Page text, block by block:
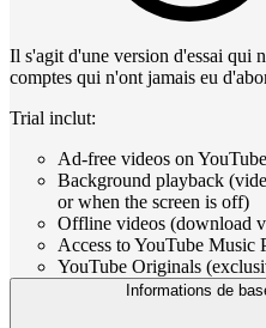
Il s'agit d'une version d'essai qui
comptes qui n'ont jamais eu
Trial inclut:
Ad-free videos on YouTube
Background playback
or when the screen is off)
Offline videos (download
Access to YouTube Music
YouTube Originals
Informations de